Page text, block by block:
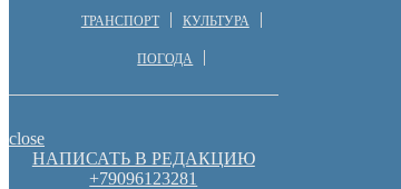
ТРАНСПОРТ КУЛЬТУРА
ПОГОДА
close
НАПИСАТЬ В РЕДАКЦИЮ
+79096123281